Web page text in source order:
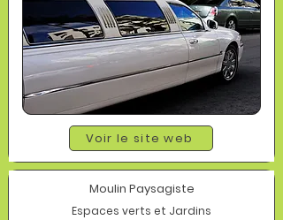
Voir le site web
Moulin Paysagiste
Espaces verts et Jardins